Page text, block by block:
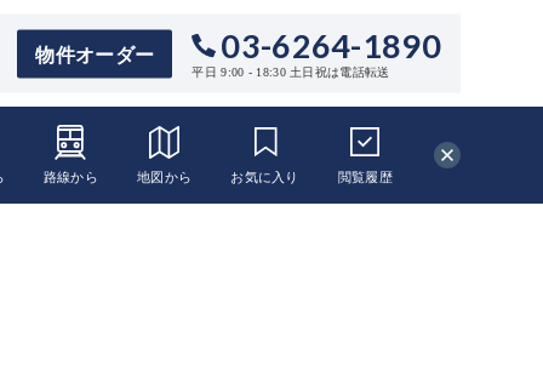
物件オーダー 03-6264-1890
平日 9:00 - 18:30 土日祝は電話転送
路線から 地図から お気に入り 閲覧履歴